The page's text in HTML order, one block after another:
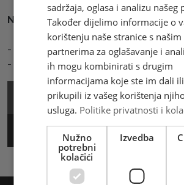
Napomena:
- maksimalna težina pošiljke 31,50 kg
- maksimalnih dimenzija pošiljke
Cjenik
Track & Trace
sadržaja, oglasa i analizu našeg
Također dijelimo informacije o
korištenju naše stranice s našim
partnerima za oglašavanje i
ih mogu kombinirati s drugim
informacijama koje ste im dali
prikupili iz vašeg korištenja
usluga. Politike privatnosti i
Nužno
potrebni
kolačići
Izvedba